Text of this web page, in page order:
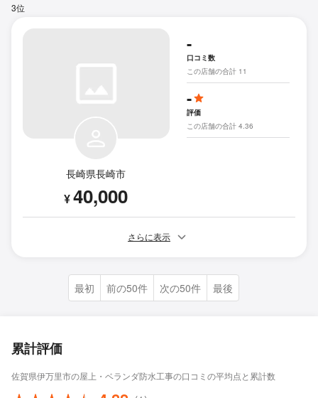
3位
長崎県長崎市
¥40,000
-
口コミ数
この店舗の合計 11
-
評価
この店舗の合計 4.36
さらに表示
最初 前の50件 次の50件 最後
累計評価
佐賀県伊万里市の屋上・ベランダ防水工事の口コミの平均点と累計数